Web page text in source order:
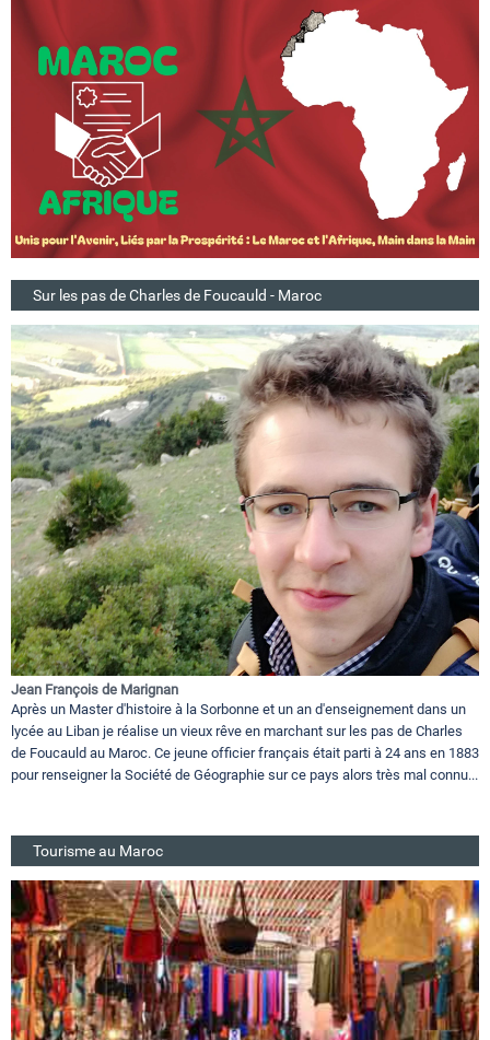
Sur les pas de Charles de Foucauld - Maroc
Jean François de Marignan
Après un Master d'histoire à la Sorbonne et un an d'enseignement dans un
lycée au Liban je réalise un vieux rêve en marchant sur les pas de Charles
de Foucauld au Maroc. Ce jeune officier français était parti à 24 ans en 1883
pour renseigner la Société de Géographie sur ce pays alors très mal connu...
Tourisme au Maroc